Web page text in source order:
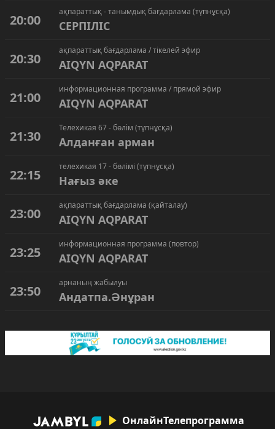
20:00
ақпараттық - танымдық бағдарлама (түпнұсқа)
СЕРПІЛІС
20:30
ақпараттық бағдарлама / тікелей эфир
AIQYN AQPARAT
21:00
информационная программа / прямой эфир
AIQYN AQPARAT
21:30
Телехикая 67 - бөлім (түпнұсқа)
Алданған арман
22:15
телехикая 17 - бөлімі (түпнұсқа)
Нағыз әке
23:00
ақпараттық бағдарлама (қайталау)
AIQYN AQPARAT
23:25
информационная программа (повтор)
AIQYN AQPARAT
23:50
арнаның жабылуы
Андатпа.Әнұран
ОнлайнТелепрограмма